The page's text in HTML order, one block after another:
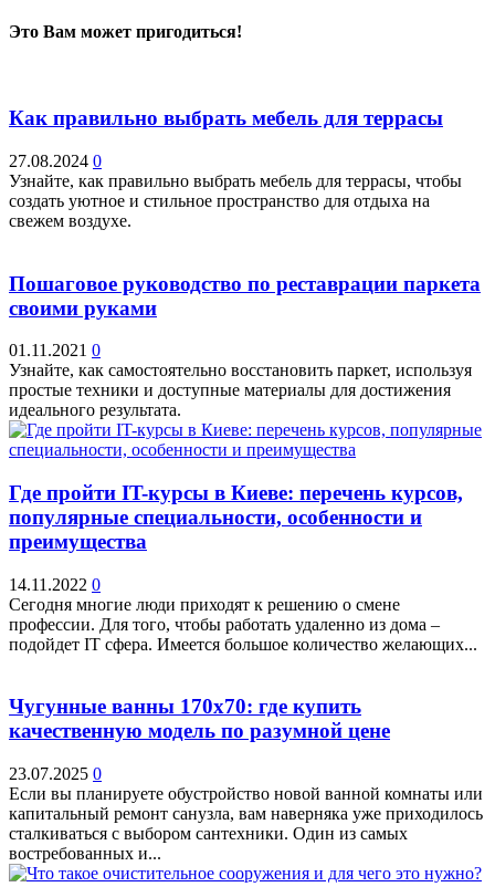
Это Вам может пригодиться!
Как правильно выбрать мебель для террасы
27.08.2024 0
Узнайте, как правильно выбрать мебель для террасы, чтобы
создать уютное и стильное пространство для отдыха на
свежем воздухе.
Пошаговое руководство по реставрации паркета
своими руками
01.11.2021 0
Узнайте, как самостоятельно восстановить паркет, используя
простые техники и доступные материалы для достижения
идеального результата.
Где пройти IT-курсы в Киеве: перечень курсов,
популярные специальности, особенности и
преимущества
14.11.2022 0
Сегодня многие люди приходят к решению о смене
профессии. Для того, чтобы работать удаленно из дома –
подойдет IT сфера. Имеется большое количество желающих...
Чугунные ванны 170х70: где купить
качественную модель по разумной цене
23.07.2025 0
Если вы планируете обустройство новой ванной комнаты или
капитальный ремонт санузла, вам наверняка уже приходилось
сталкиваться с выбором сантехники. Один из самых
востребованных и...